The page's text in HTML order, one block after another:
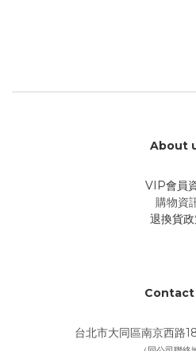
About
VIP會員
購物資
退換貨
Contact
台北市大同區南京西路